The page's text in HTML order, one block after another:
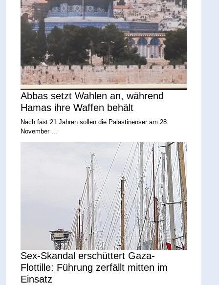
Abbas setzt Wahlen an, während
Hamas ihre Waffen behält
Nach fast 21 Jahren sollen die Palästinenser am 28.
November ...
Sex-Skandal erschüttert Gaza-
Flottille: Führung zerfällt mitten im
Einsatz